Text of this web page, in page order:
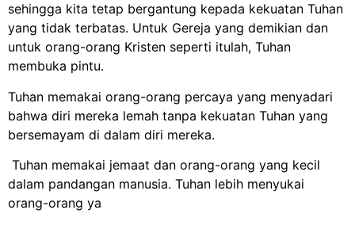
sehingga kita tetap bergantung kepada kekuatan Tuhan
yang tidak terbatas. Untuk Gereja yang demikian dan
untuk orang-orang Kristen seperti itulah, Tuhan
membuka pintu.
Tuhan memakai orang-orang percaya yang menyadari
bahwa diri mereka lemah tanpa kekuatan Tuhan yang
bersemayam di dalam diri mereka.
Tuhan memakai jemaat dan orang-orang yang kecil
dalam pandangan manusia. Tuhan lebih menyukai
orang-orang ya